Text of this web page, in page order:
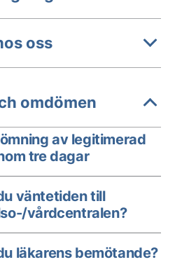
oss
omdömen
av legitimerad
tre dagar
väntetiden till
vårdcentralen?
läkarens bemötande?